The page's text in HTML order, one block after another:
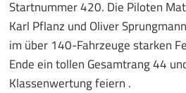
Startnummer 420. Die Piloten
Karl Pflanz und Oliver
im über 140-Fahrzeuge starken
Ende ein tollen Gesamtrang 44
Klassenwertung feiern .